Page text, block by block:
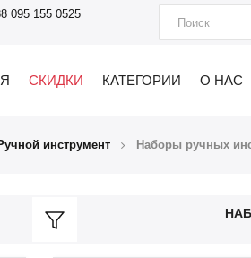
095 155 0525
СКИДКИ КАТЕГОРИИ О НАС
инструмент Наборы ручных